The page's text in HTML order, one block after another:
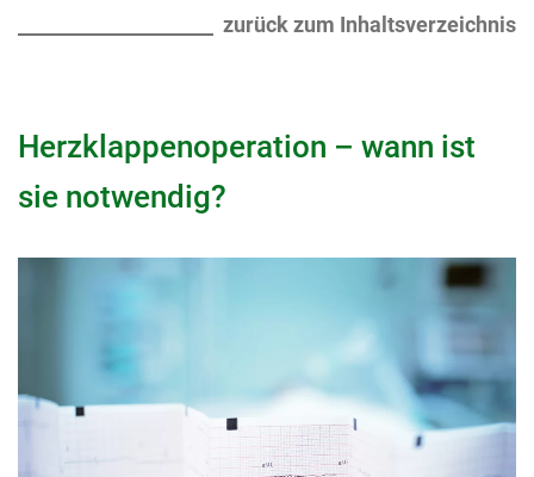
zurück zum Inhaltsverzeichnis
Herzklappenoperation – wann ist
sie notwendig?